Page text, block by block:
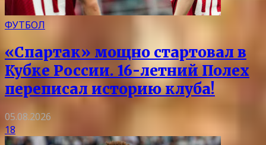
ФУТБОЛ
«Спартак» мощно стартовал в
Кубке России. 16-летний Полех
переписал историю клуба!
05.08.2026
18